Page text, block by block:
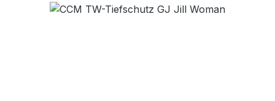
Bildergalerie überspringen